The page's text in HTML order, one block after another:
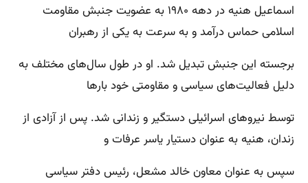
اسماعیل هنیه در دهه ۱۹۸۰ به عضویت جنبش مقاومت
اسلامی حماس درآمد و به سرعت به یکی از رهبران
برجسته این جنبش تبدیل شد. او در طول سال‌های مختلف به
دلیل فعالیت‌های سیاسی و مقاومتی خود بارها
توسط نیروهای اسرائیلی دستگیر و زندانی شد. پس از آزادی از
زندان، هنیه به عنوان دستیار یاسر عرفات و
سپس به عنوان معاون خالد مشعل، رئیس دفتر سیاسی